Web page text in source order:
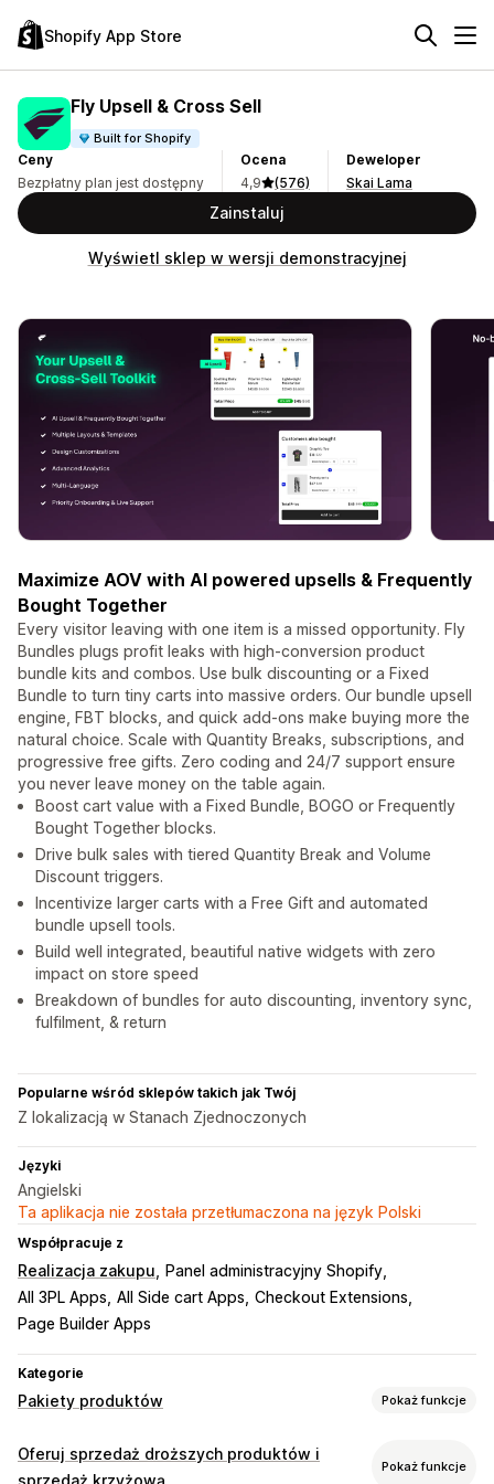
Shopify App Store
Fly Upsell & Cross Sell
Built for Shopify
Ceny
Bezpłatny plan jest dostępny
Ocena
4,9
(576)
Deweloper
Skai Lama
Zainstaluj
Wyświetl sklep w wersji demonstracyjnej
Maximize AOV with AI powered upsells & Frequently
Bought Together
Every visitor leaving with one item is a missed opportunity. Fly
Bundles plugs profit leaks with high-conversion product
bundle kits and combos. Use bulk discounting or a Fixed
Bundle to turn tiny carts into massive orders. Our bundle upsell
engine, FBT blocks, and quick add-ons make buying more the
natural choice. Scale with Quantity Breaks, subscriptions, and
progressive free gifts. Zero coding and 24/7 support ensure
you never leave money on the table again.
Boost cart value with a Fixed Bundle, BOGO or Frequently
Bought Together blocks.
Drive bulk sales with tiered Quantity Break and Volume
Discount triggers.
Incentivize larger carts with a Free Gift and automated
bundle upsell tools.
Build well integrated, beautiful native widgets with zero
impact on store speed
Breakdown of bundles for auto discounting, inventory sync,
fulfilment, & return
Popularne wśród sklepów takich jak Twój
Z lokalizacją w Stanach Zjednoczonych
Języki
Angielski
Ta aplikacja nie została przetłumaczona na język Polski
Współpracuje z
Realizacja zakupu
Panel administracyjny Shopify
All 3PL Apps All Side cart Apps Checkout Extensions
Page Builder Apps
Kategorie
Pakiety produktów Pokaż funkcje
Typy pakietów
Stałe pakiety Wielopaki
Oferuj sprzedaż droższych produktów i
Pokaż funkcje